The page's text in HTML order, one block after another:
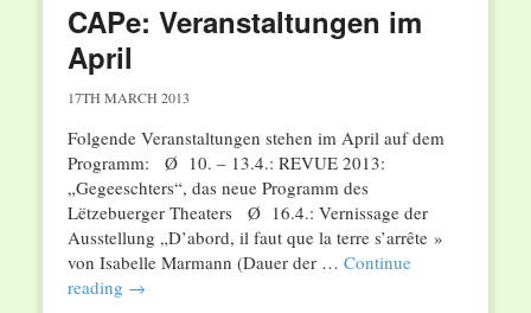
CAPe: Veranstaltungen im
April
17TH MARCH 2013
Folgende Veranstaltungen stehen im April auf dem
Programm: Ø 10. – 13.4.: REVUE 2013:
„Gegeeschters“, das neue Programm des
Lëtzebuerger Theaters Ø 16.4.: Vernissage der
Ausstellung „D’abord, il faut que la terre s’arrête »
von Isabelle Marmann (Dauer der … Continue
reading →